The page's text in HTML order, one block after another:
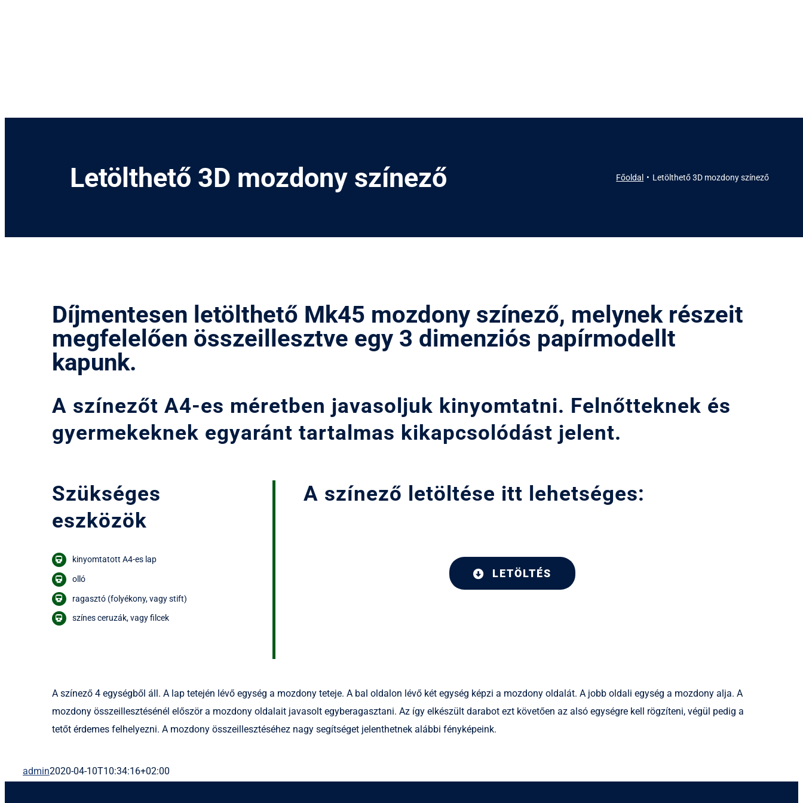
Letölthető 3D mozdony színező Főoldal Letölthető 3D mozdony színező
Díjmentesen letölthető Mk45 mozdony színező, melynek részeit
megfelelően összeillesztve egy 3 dimenziós papírmodellt
kapunk.
A színezőt A4-es méretben javasoljuk kinyomtatni. Felnőtteknek és
gyermekeknek egyaránt tartalmas kikapcsolódást jelent.
Szükséges
eszközök
kinyomtatott A4-es lap
olló
ragasztó (folyékony, vagy stift)
színes ceruzák, vagy filcek
A színező letöltése itt lehetséges:
LETÖLTÉS
A színező 4 egységből áll. A lap tetején lévő egység a mozdony teteje. A bal oldalon lévő két egység képzi a mozdony oldalát. A jobb oldali egység a mozdony alja. A
mozdony összeillesztésénél először a mozdony oldalait javasolt egyberagasztani. Az így elkészült darabot ezt követően az alsó egységre kell rögzíteni, végül pedig a
tetőt érdemes felhelyezni. A mozdony összeillesztéséhez nagy segítséget jelenthetnek alábbi fényképeink.
admin2020-04-10T10:34:16+02:00